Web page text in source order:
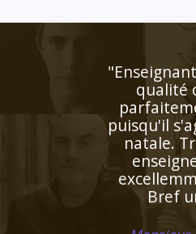
de très grande
l'espagnol
de sa langue
ses cours.